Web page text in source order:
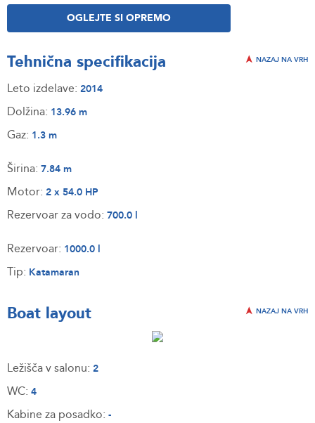
OGLEJTE SI OPREMO
Tehnična specifikacija NAZAJ NA VRH
Leto izdelave: 2014
Dolžina: 13.96 m
Gaz: 1.3 m
Širina: 7.84 m
Motor: 2 x 54.0 HP
Rezervoar za vodo: 700.0 l
Rezervoar: 1000.0 l
Tip: Katamaran
Boat layout NAZAJ NA VRH
Ležišča v salonu: 2
WC: 4
Kabine za posadko: -